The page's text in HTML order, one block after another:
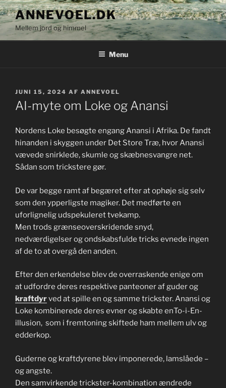
Videre
til
indhold
ANNEVOEL.DK
Mellem jord og himmel
Menu
UDGIVET
DEN
JUNI 15, 2024 AF ANNEVOEL
AI-myte om Loke og Anansi
Nordens Loke besøgte engang Anansi i Afrika. De fandt
hinanden i skyggen under Det Store Træ, hvor Anansi
vævede snirklede, skumle og skæbnesvangre net.
Sådan som trickstere gør.
De var begge ramt af begæret efter at ophøje sig selv
som den ypperligste magiker. Det medførte en
uforlignelig udspekuleret tvekamp.
Men trods grænseoverskridende snyd,
nedværdigelser og ondskabsfulde tricks evnede ingen
af de to at overgå den anden.
Efter den erkendelse blev de overraskende enige om
at udfordre deres respektive panteoner af guder og
kraftdyrved at spille en og samme trickster. Anansi og
Loke kombinerede deres evner og skabte enTo-i-En-
illusion, som i fremtoning skiftede ham mellem ulv og
edderkop.
Guderne og kraftdyrene blev imponerede, lamslåede –
og angste.
Den samvirkende trickster-kombination ændrede